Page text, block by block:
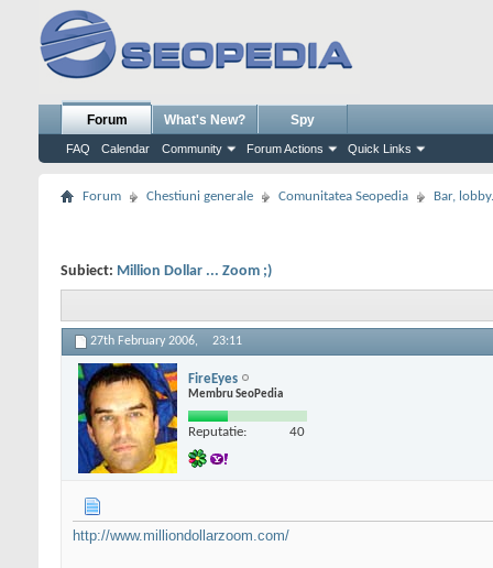
Forum
FAQ Calendar Community Forum Actions Quick Links
What's New? Spy
Forum Chestiuni generale Comunitatea Seopedia Bar,
Subiect: Million Dollar ... Zoom ;)
27th February 2006, 23:11
FireEyes
Membru SeoPedia
Reputatie: 40
http://www.milliondollarzoom.com/